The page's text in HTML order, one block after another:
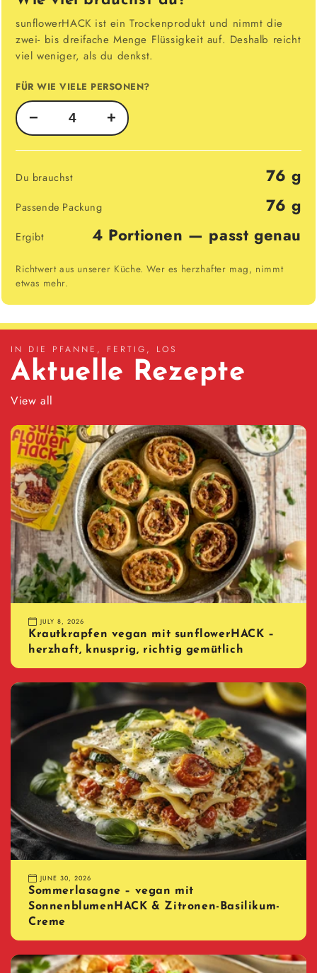
sunflowerHACK ist ein Trockenprodukt und nimmt die
zwei- bis dreifache Menge Flüssigkeit auf. Deshalb reicht
viel weniger, als du denkst.
FÜR WIE VIELE PERSONEN?
− +
Du brauchst 76 g
Passende Packung 76 g
Ergibt 4 Portionen — passt genau
Richtwert aus unserer Küche. Wer es herzhafter mag, nimmt
etwas mehr.
IN DIE PFANNE, FERTIG, LOS
Aktuelle Rezepte
View all
JULY 8, 2026
Krautkrapfen vegan mit sunflowerHACK –
herzhaft, knusprig, richtig gemütlich
JUNE 30, 2026
Sommerlasagne – vegan mit
SonnenblumenHACK & Zitronen-Basilikum-
Creme